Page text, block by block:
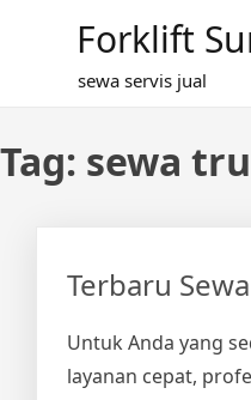
Forklift
sewa servis jual
Tag: sewa
Terbaru
Untuk Anda yang
layanan cepat,